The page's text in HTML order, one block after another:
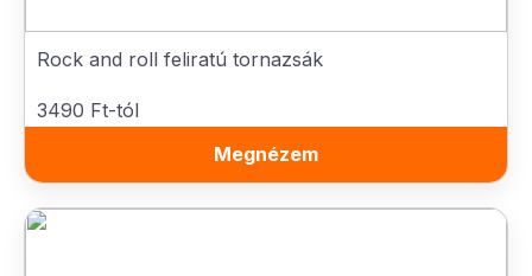
Rock and roll feliratú tornazsák
3490 Ft-tól
Megnézem